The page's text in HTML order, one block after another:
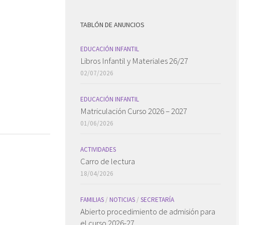
TABLÓN DE ANUNCIOS
EDUCACIÓN INFANTIL
Libros Infantil y Materiales 26/27
02/07/2026
EDUCACIÓN INFANTIL
Matriculación Curso 2026 – 2027
01/06/2026
ACTIVIDADES
Carro de lectura
18/04/2026
FAMILIAS / NOTICIAS / SECRETARÍA
Abierto procedimiento de admisión para
el curso 2026-27